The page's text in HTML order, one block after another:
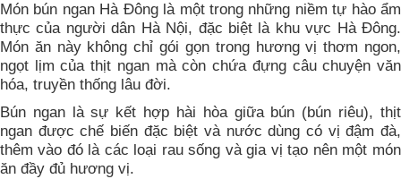
Món bún ngan Hà Đông là một trong những niềm tự hào ẩm
thực của người dân Hà Nội, đặc biệt là khu vực Hà Đông.
Món ăn này không chỉ gói gọn trong hương vị thơm ngon,
ngọt lịm của thịt ngan mà còn chứa đựng câu chuyện văn
hóa, truyền thống lâu đời.
Bún ngan là sự kết hợp hài hòa giữa bún (bún riêu), thịt
ngan được chế biến đặc biệt và nước dùng có vị đậm đà,
thêm vào đó là các loại rau sống và gia vị tạo nên một món
ăn đầy đủ hương vị.